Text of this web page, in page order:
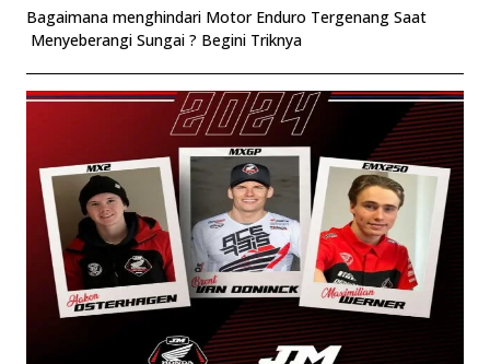
Bagaimana menghindari Motor Enduro Tergenang Saat
Menyeberangi Sungai ? Begini Triknya